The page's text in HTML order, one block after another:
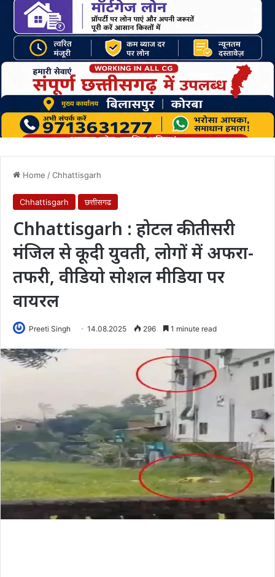
Home /Chhattisgarh
Chhattisgarh छत्तीसगढ
Chhattisgarh : होटल की तीसरी
मंजिल से कूदी युवती, लोगों में अफरा-
तफरी, वीडियो सोशल मीडिया पर
वायरल
Preeti Singh 14.08.2025 296 1 minute read